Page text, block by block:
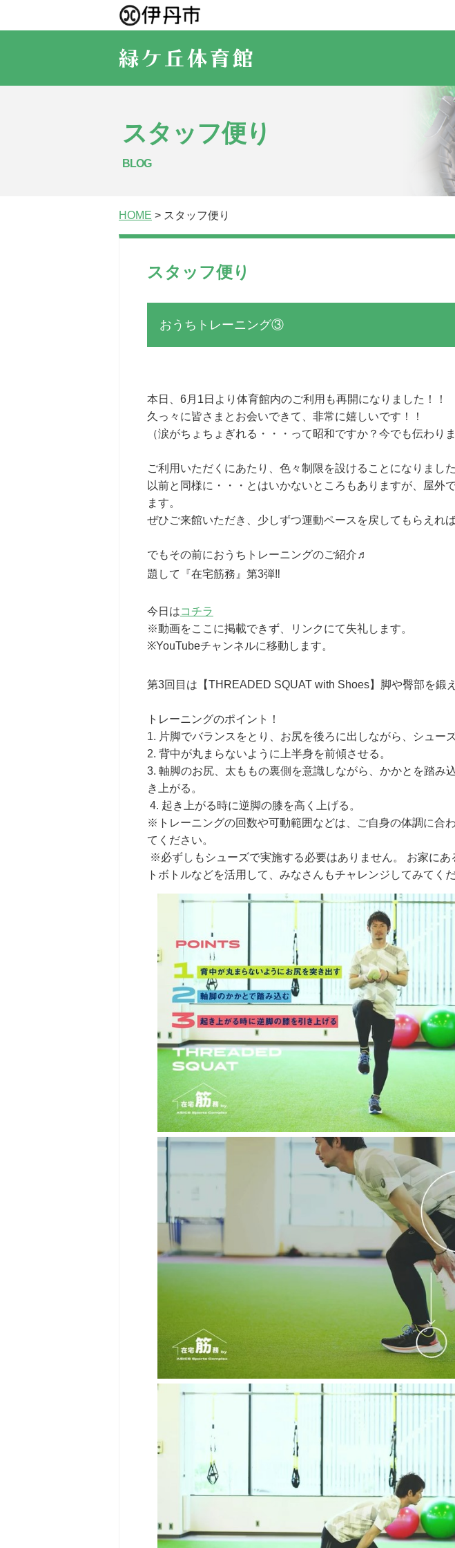
スタッフ便り
BLOG
HOME > スタッフ便り
スタッフ便り
おうちトレーニング③
本日、6月1日より体育館内のご利用も再開になりました！！
久っ々に皆さまとお会いできて、非常に嬉しいです！！
（涙がちょちょぎれる・・・って昭和ですか？今でも伝わりま
ご利用いただくにあたり、色々制限を設けることになりました
以前と同様に・・・とはいかないところもありますが、屋外
ます。
ぜひご来館いただき、少しずつ運動ペースを戻してもらえれ
でもその前におうちトレーニングのご紹介♬
題して『在宅筋務』第3弾‼
今日はコチラ
※動画をここに掲載できず、リンクにて失礼します。
※YouTubeチャンネルに移動します。
第3回目は【THREADED SQUAT with Shoes】脚や臀部を鍛
トレーニングのポイント！
1. 片脚でバランスをとり、お尻を後ろに出しながら、シュー
2. 背中が丸まらないように上半身を前傾させる。
3. 軸脚のお尻、太ももの裏側を意識しながら、かかとを踏み
き上がる。
4. 起き上がる時に逆脚の膝を高く上げる。
※トレーニングの回数や可動範囲などは、ご自身の体調に合
てください。
※必ずしもシューズで実施する必要はありません。 お家にあ
トボトルなどを活用して、みなさんもチャレンジしてみてくだ